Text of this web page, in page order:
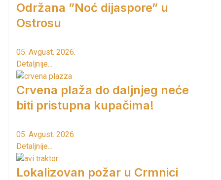
Održana ”Noć dijaspore” u
Ostrosu
05. Avgust. 2026.
Detaljnije...
Crvena plaža do daljnjeg neće
biti pristupna kupačima!
05. Avgust. 2026.
Detaljnije...
Lokalizovan požar u Crmnici